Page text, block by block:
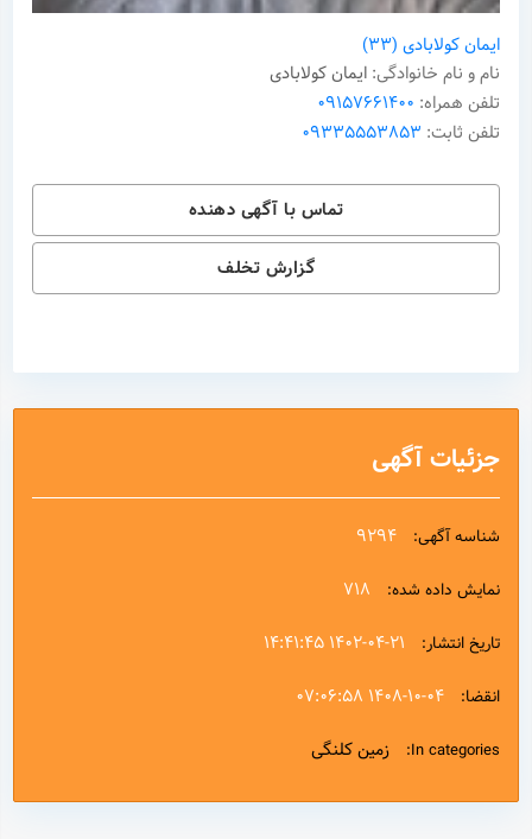
ایمان کولابادی (33)
نام و نام خانوادگی: ایمان کولابادی
تلفن همراه: 09157661400
تلفن ثابت: 09335553853
تماس با آگهی دهنده
گزارش تخلف
جزئیات آگهی
شناسه آگهی: 9294
نمایش داده شده: 718
تاریخ انتشار: ۱۴۰۲-۰۴-۲۱ ۱۴:۴۱:۴۵
انقضا: ۱۴۰۸-۱۰-۰۴ ۰۷:۰۶:۵۸
In categories: زمین کلنگی